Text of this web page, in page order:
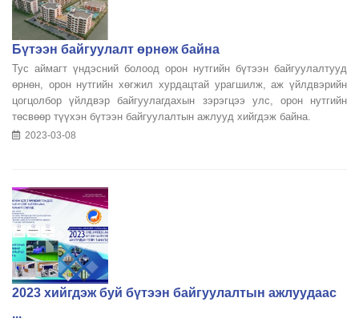
Бүтээн байгуулалт өрнөж байна
Тус аймагт үндэсний болоод орон нутгийн бүтээн байгуулалтууд
өрнөн, орон нутгийн хөгжил хурдацтай урагшилж, аж үйлдвэрийн
цогцолбор үйлдвэр байгуулагдахын зэрэгцээ улс, орон нутгийн
төсвөөр түүхэн бүтээн байгуулалтын ажлууд хийгдэж байна.
2023-03-08
2023 хийгдэж буй бүтээн байгуулалтын ажлуудаас
...